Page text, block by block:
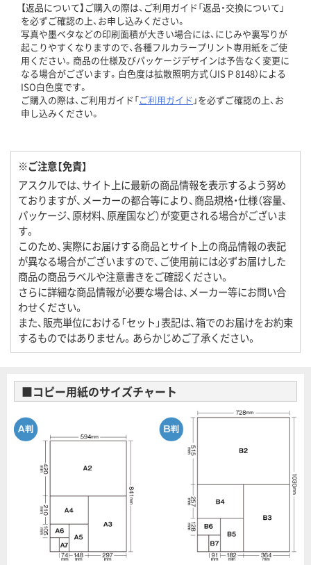
【返品について】ご購入の際は、ご利用ガイド「返品・交換について」
を必ずご確認の上、お申し込みください。
写真や墨ベタなどの印刷面積が大きい場合には、にじみや裏写りが
起こりやすくなりますので、各種フルカラープリント専用紙をご使
用ください。商品の仕様及びパッケージデザインは予告なく変更に
なる場合がございます。白色度は拡散照明方式（JIS P 8148）による
ISO白色度です。
ご購入の際は、ご利用ガイド「ご利用ガイド 」を必ずご確認の上、お
申し込みください。
※ご注意【免責】
アスクルでは、サイト上に最新の商品情報を表示するよう努め
ておりますが、メーカーの都合等により、商品規格・仕様（容量、
パッケージ、原材料、原産国など）が変更される場合がございま
す。
このため、実際にお届けする商品とサイト上の商品情報の表記
が異なる場合がございますので、ご使用前には必ずお届けした
商品の商品ラベルや注意書きをご確認ください。
さらに詳細な商品情報が必要な場合は、メーカー等にお問い合
わせください。
また、販売単位における「セット」表記は、箱でのお届けをお約束
するものではありません。あらかじめご了承ください。
■コピー用紙のサイズチャート